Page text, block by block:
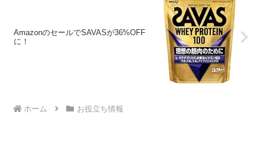
AmazonのセールでSAVASが36%OFF
に！
ホーム お役立ち情報